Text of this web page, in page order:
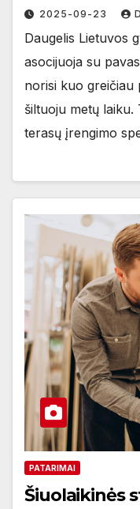
2025-09-23
Daugelis Lietuvos
asocijuoja su
norisi kuo greičiau
šiltuoju metų
terasų įrengimo
PATARIMAI
Šiuolaikinės